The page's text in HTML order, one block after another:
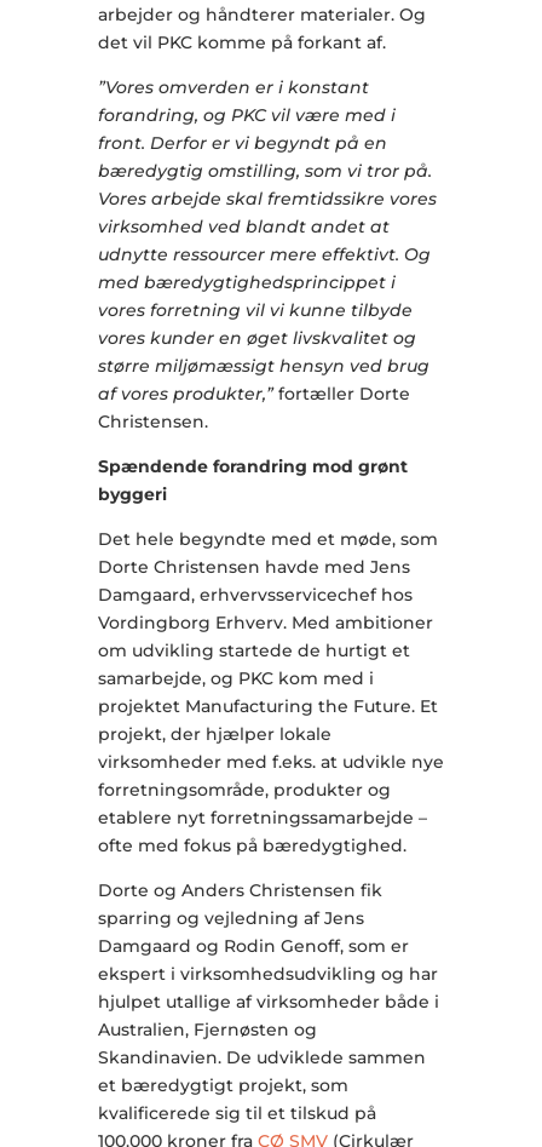
arbejder og håndterer materialer. Og
det vil PKC komme på forkant af.
”Vores omverden er i konstant
forandring, og PKC vil være med i
front. Derfor er vi begyndt på en
bæredygtig omstilling, som vi tror på.
Vores arbejde skal fremtidssikre vores
virksomhed ved blandt andet at
udnytte ressourcer mere effektivt. Og
med bæredygtighedsprincippet i
vores forretning vil vi kunne tilbyde
vores kunder en øget livskvalitet og
større miljømæssigt hensyn ved brug
af vores produkter,”fortæller Dorte
Christensen.
Spændende forandring mod grønt
byggeri
Det hele begyndte med et møde, som
Dorte Christensen havde med Jens
Damgaard, erhvervsservicechef hos
Vordingborg Erhverv. Med ambitioner
om udvikling startede de hurtigt et
samarbejde, og PKC kom med i
projektet Manufacturing the Future. Et
projekt, der hjælper lokale
virksomheder med f.eks. at udvikle nye
forretningsområde, produkter og
etablere nyt forretningssamarbejde –
ofte med fokus på bæredygtighed.
Dorte og Anders Christensen fik
sparring og vejledning af Jens
Damgaard og Rodin Genoff, som er
ekspert i virksomhedsudvikling og har
hjulpet utallige af virksomheder både i
Australien, Fjernøsten og
Skandinavien. De udviklede sammen
et bæredygtigt projekt, som
kvalificerede sig til et tilskud på
100.000 kroner fra CØ SMV(Cirkulær